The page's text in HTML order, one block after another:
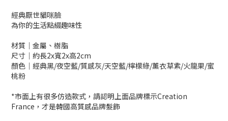
經典厭世貓咪臉
為你的生活點綴趣味性
材質│金屬、樹脂
尺寸│約長2x寬2x高2cm
顏色│經典黑/夜空藍/質感灰/天空藍/檸檬綠/薰衣草紫/火龍果/蜜
桃粉
*市面上有很多仿造款式，請認明上面品牌標示Creation
France，才是韓國高質感品牌髮飾